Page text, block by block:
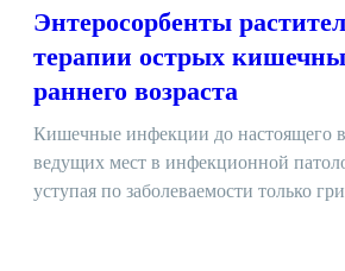
Энтеросорбенты
терапии острых
раннего возраста
Кишечные инфекции до настоящего
ведущих мест в инфекционной
уступая по заболеваемости только